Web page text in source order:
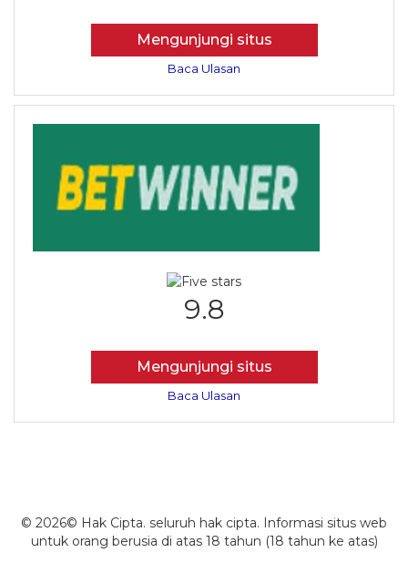
Mengunjungi situs
Baca Ulasan
9.8
Mengunjungi situs
Baca Ulasan
© 2026© Hak Cipta. seluruh hak cipta. Informasi situs web
untuk orang berusia di atas 18 tahun (18 tahun ke atas)